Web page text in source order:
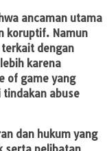
ancaman utama
koruptif. Namun
dengan
karena
of game yang
abuse
dan hukum yang